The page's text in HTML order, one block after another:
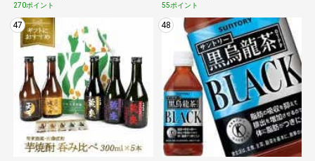
270ポイント 55ポイント
47 48